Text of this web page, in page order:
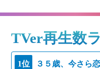
TVer再生数
1位